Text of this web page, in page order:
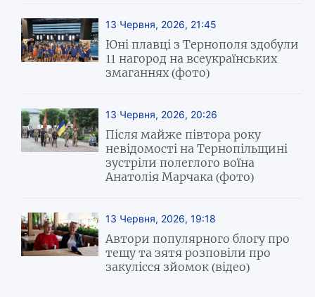
13 Червня, 2026, 21:45
Юні плавці з Тернополя здобули
11 нагород на всеукраїнських
змаганнях (фото)
13 Червня, 2026, 20:26
Після майже півтора року
невідомості на Тернопільщині
зустріли полеглого воїна
Анатолія Марчака (фото)
13 Червня, 2026, 19:18
Автори популярного блогу про
тещу та зятя розповіли про
закулісся зйомок (відео)